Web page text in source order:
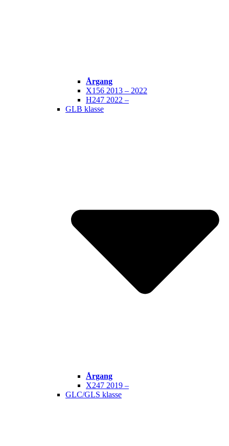
Årgang
X156 2013 – 2022
H247 2022 –
GLB klasse
Årgang
X247 2019 –
GLC/GLS klasse